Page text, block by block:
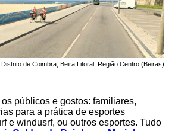
de Coimbra, Beira Litoral, Região Centro (Beiras)
públicos e gostos: familiares,
para a prática de esportes
e windusrf, ou outros esportes. Tudo